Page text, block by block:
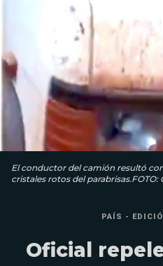
El conductor del camión resultó
cristales rotos del parabrisas.FOTO:
PAÍS -
Oficial